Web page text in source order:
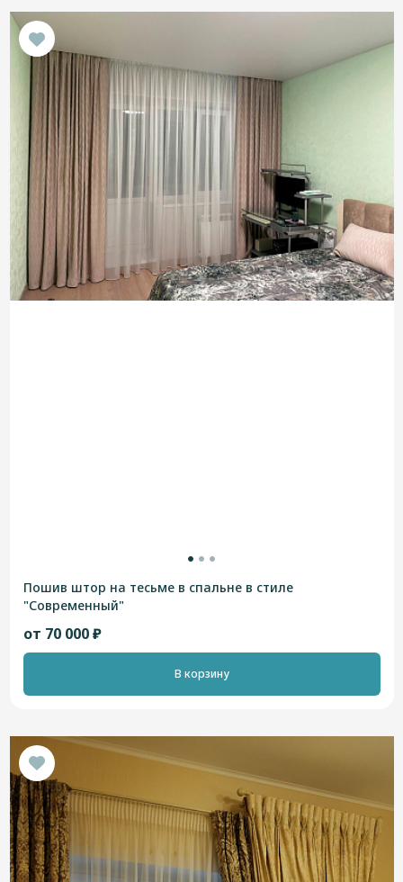
Пошив штор на тесьме в спальне в стиле
"Современный"
от 70 000 ₽
В корзину